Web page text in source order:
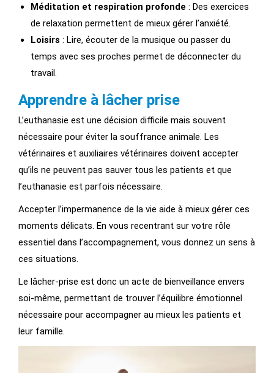
Méditation et respiration profonde : Des exercices
de relaxation permettent de mieux gérer l’anxiété.
Loisirs : Lire, écouter de la musique ou passer du
temps avec ses proches permet de déconnecter du
travail.
Apprendre à lâcher prise
L’euthanasie est une décision difficile mais souvent
nécessaire pour éviter la souffrance animale. Les
vétérinaires et auxiliaires vétérinaires doivent accepter
qu’ils ne peuvent pas sauver tous les patients et que
l’euthanasie est parfois nécessaire.
Accepter l’impermanence de la vie aide à mieux gérer ces
moments délicats. En vous recentrant sur votre rôle
essentiel dans l’accompagnement, vous donnez un sens à
ces situations.
Le lâcher-prise est donc un acte de bienveillance envers
soi-même, permettant de trouver l’équilibre émotionnel
nécessaire pour accompagner au mieux les patients et
leur famille.